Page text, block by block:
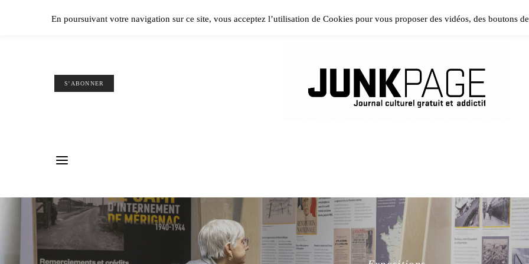
Please install and activate Powerkit plugin from Appearance →
S'ABONNER
En poursuivant votre navigation sur ce site, vous acceptez l’utilisation de Cookies pour vous proposer des vidéos, des boutons